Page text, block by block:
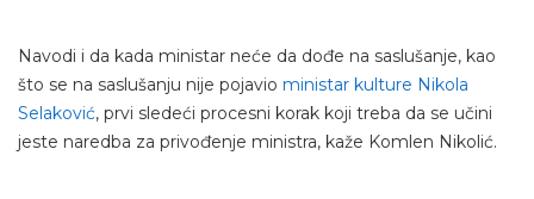
Navodi i da kada ministar neće da dođe na saslušanje, kao
što se na saslušanju nije pojavio ministar kulture Nikola
Selaković, prvi sledeći procesni korak koji treba da se učini
jeste naredba za privođenje ministra, kaže Komlen Nikolić.